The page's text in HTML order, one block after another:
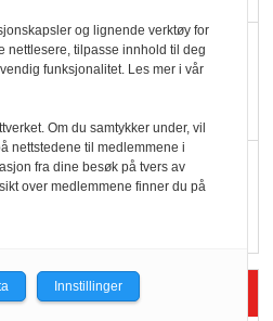
bransjen i
Stadig større
med ferdigmat
i praksis
og lignende verktøy for
nettlesere, tilpasse innhold til deg
funksjonalitet. Les mer i vår
Om du samtykker under, vil
nettstedene til medlemmene i
fra dine besøk på tvers av
over medlemmene finner du på
Innstillinger